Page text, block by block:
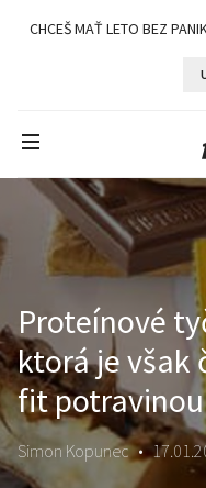
CHCEŠ MAŤ LETO BEZ
Proteínové
ktorá je však
fit potravinou
Simon Kopunec •